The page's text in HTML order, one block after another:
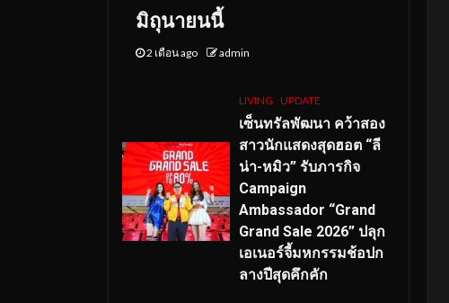
มิถุนายนนี้
2 เดือน ago admin
LIVING UPDATE
เซ็นทรัลพัฒนา คว้าสอง
สาวนักแสดงสุดฮอต “ลี
น่า-หมิว” รับภารกิจ
Campaign
Ambassador “Grand
Grand Sale 2026” ปลุก
เอเนอร์จี้มหกรรมช้อปก
ลางปีสุดคึกคัก